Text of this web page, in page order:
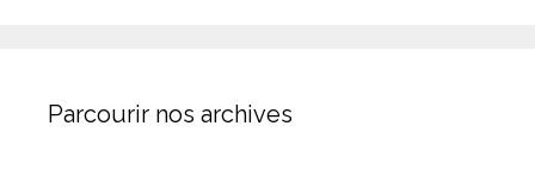
Parcourir nos archives